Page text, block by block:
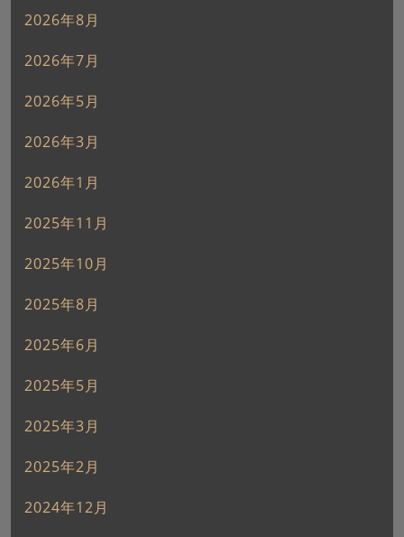
2026年8月
2026年7月
2026年5月
2026年3月
2026年1月
2025年11月
2025年10月
2025年8月
2025年6月
2025年5月
2025年3月
2025年2月
2024年12月